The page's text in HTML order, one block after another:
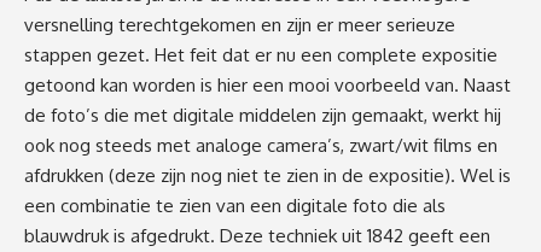
versnelling terechtgekomen en zijn er meer serieuze
stappen gezet. Het feit dat er nu een complete expositie
getoond kan worden is hier een mooi voorbeeld van. Naast
de foto’s die met digitale middelen zijn gemaakt, werkt hij
ook nog steeds met analoge camera’s, zwart/wit films en
afdrukken (deze zijn nog niet te zien in de expositie). Wel is
een combinatie te zien van een digitale foto die als
blauwdruk is afgedrukt. Deze techniek uit 1842 geeft een